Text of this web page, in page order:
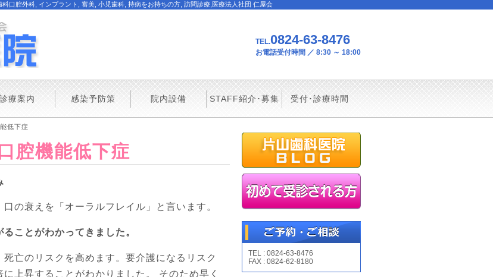
口腔外科, インプラント, 審美, 小児歯科, 持病をお持ちの方, 訪問診療,医療法人社団 仁屋会
TEL.0824-63-8476
お電話受付時間 ／ 8:30 ～ 18:00
診療案内 感染予防策 院内設備 STAFF紹介･募集 受付･診療時間
低下症
腔機能低下症
の衰えを「オーラルフレイル」と言います。
ことがわかってきました。
亡のリスクを高めます。要介護になるリスク
上昇することがわかりました。 そのため早く
TEL : 0824-63-8476
FAX : 0824-62-8180